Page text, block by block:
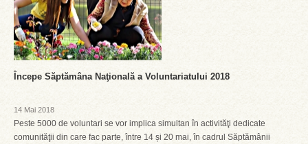
Începe Săptămâna Naţională a Voluntariatului 2018
14 Mai 2018
Peste 5000 de voluntari se vor implica simultan în activităţi dedicate
comunităţii din care fac parte, între 14 și 20 mai, în cadrul Săptămânii